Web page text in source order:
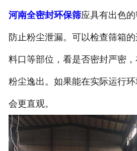
河南全密封环保筛应具有出色
防止粉尘泄漏。可以检查筛箱
料口等部位，看是否密封严密
粉尘逸出。如果能在实际运行
会更直观。